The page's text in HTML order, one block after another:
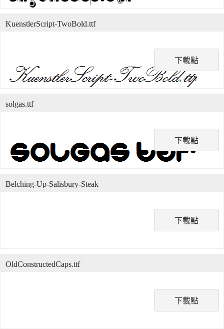
下載點
KuenstlerScript-TwoBold.ttf
下載點
solgas.ttf
下載點
Belching-Up-Salisbury-Steak
下載點
OldConstructedCaps.ttf